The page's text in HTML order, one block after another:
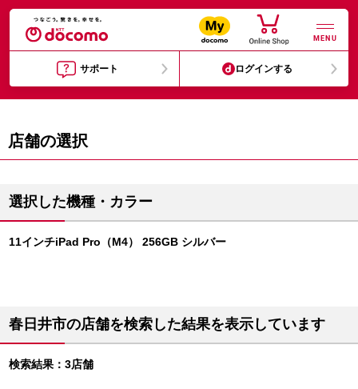
MENU
サポート ログインする
店舗の選択
選択した機種・カラー
11インチiPad Pro（M4） 256GB シルバー
春日井市の店舗を検索した結果を表示しています
検索結果：3店舗